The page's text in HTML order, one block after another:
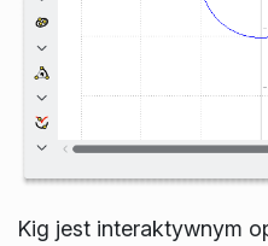
Kig jest interaktywnym